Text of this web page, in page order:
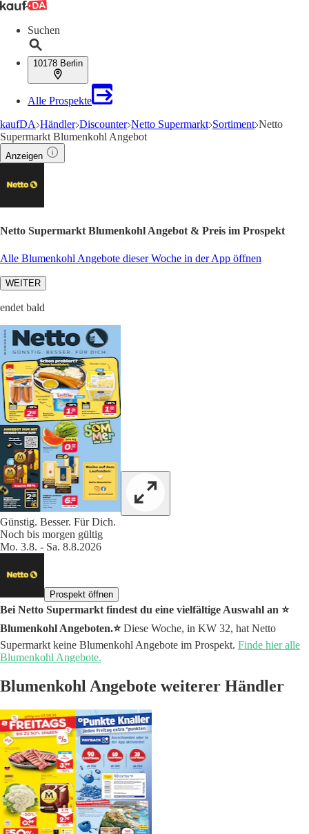
Suchen
10178 Berlin
Alle Prospekte
kaufDA Händler Discounter Netto Supermarkt Sortiment Netto
Supermarkt Blumenkohl Angebot
Anzeigen
Netto Supermarkt Blumenkohl Angebot & Preis im Prospekt
Alle Blumenkohl Angebote dieser Woche in der App öffnen
WEITER
endet bald
Günstig. Besser. Für Dich.
Noch bis morgen gültig
Mo. 3.8. - Sa. 8.8.2026
Prospekt öffnen
Bei Netto Supermarkt findest du eine vielfältige Auswahl an ⭐️
Blumenkohl Angeboten.⭐️Diese Woche, in KW 32, hat Netto
Supermarkt keine Blumenkohl Angebote im Prospekt. Finde hier alle
Blumenkohl Angebote.
Blumenkohl Angebote weiterer Händler